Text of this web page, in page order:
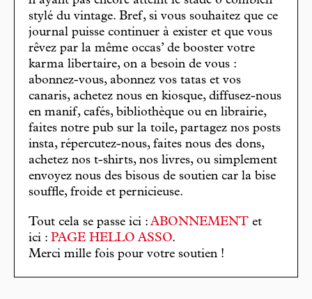
stylé du vintage. Bref, si vous souhaitez que ce
journal puisse continuer à exister et que vous
rêvez par la même occas’ de booster votre
karma libertaire, on a besoin de vous :
abonnez-vous, abonnez vos tatas et vos
canaris, achetez nous en kiosque, diffusez-nous
en manif, cafés, bibliothèque ou en librairie,
faites notre pub sur la toile, partagez nos posts
insta, répercutez-nous, faites nous des dons,
achetez nos t-shirts, nos livres, ou simplement
envoyez nous des bisous de soutien car la bise
souffle, froide et pernicieuse.
Tout cela se passe ici : ABONNEMENT et
ici : PAGE HELLO ASSO.
Merci mille fois pour votre soutien !